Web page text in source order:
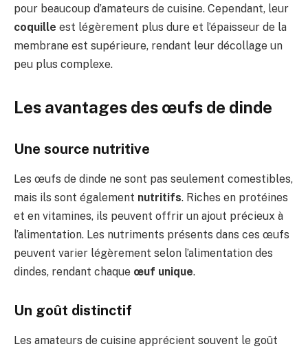
pour beaucoup d’amateurs de cuisine. Cependant, leur
coquille est légèrement plus dure et l’épaisseur de la
membrane est supérieure, rendant leur décollage un
peu plus complexe.
Les avantages des œufs de dinde
Une source nutritive
Les œufs de dinde ne sont pas seulement comestibles,
mais ils sont également nutritifs. Riches en protéines
et en vitamines, ils peuvent offrir un ajout précieux à
l’alimentation. Les nutriments présents dans ces œufs
peuvent varier légèrement selon l’alimentation des
dindes, rendant chaque œuf unique.
Un goût distinctif
Les amateurs de cuisine apprécient souvent le goût